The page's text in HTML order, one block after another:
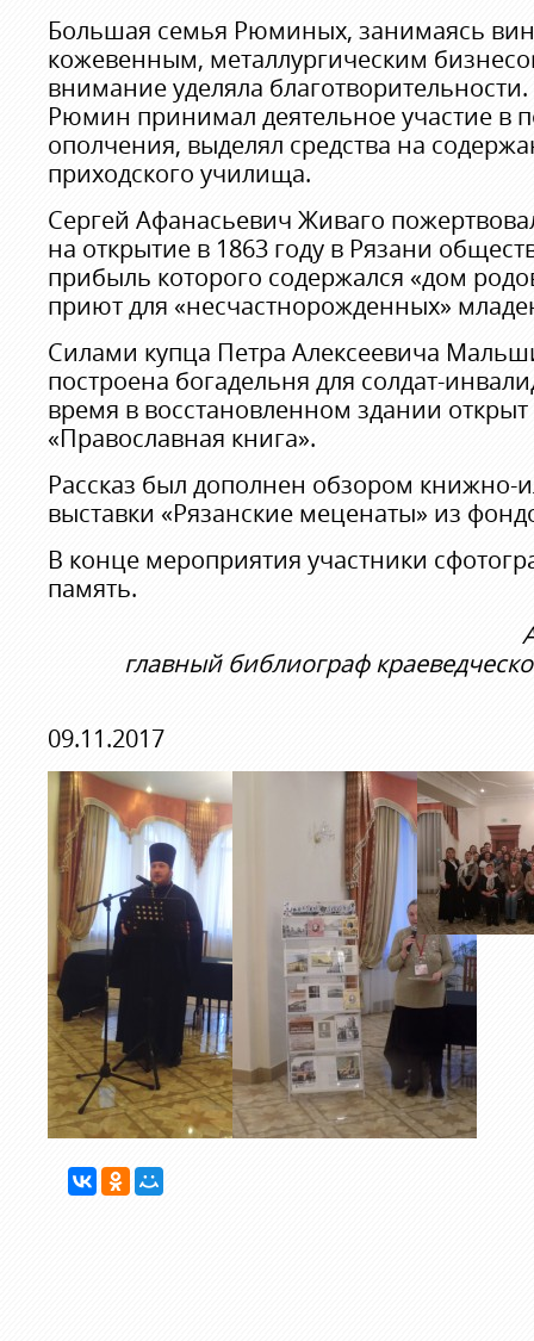
Большая семья Рюминых, занимаясь
кожевенным, металлургическим
внимание уделяла
Рюмин принимал деятельное участие в
ополчения, выделял средства на
приходского училища.
Сергей Афанасьевич Живаго
на открытие в 1863 году в Рязани
прибыль которого содержался «дом
приют для «несчастнорожденных»
Силами купца Петра Алексеевича
построена богадельня для солдат-
время в восстановленном здании
«Православная книга».
Рассказ был дополнен обзором книжно-
выставки «Рязанские меценаты» из
В конце мероприятия участники
память.
главный библиограф
09.11.2017